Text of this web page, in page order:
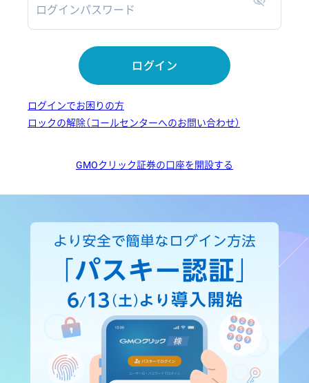
ログインパスワード
ログイン
ログインでお困りの方
ロックの解除（コールセンターへのお問い合わせ）
GMOクリック証券の口座を開設する